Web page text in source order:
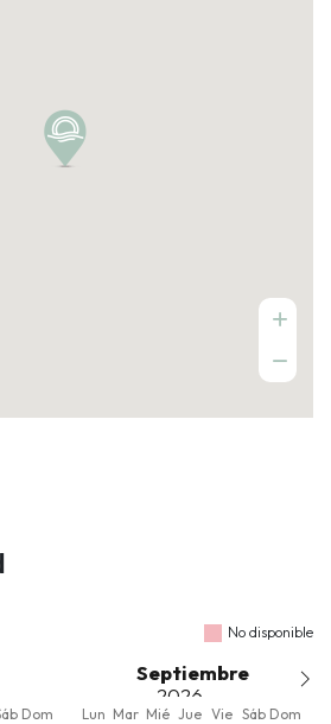
No disponible
Septiembre
Dom Lun Mar Mié Jue Vie Sáb Dom